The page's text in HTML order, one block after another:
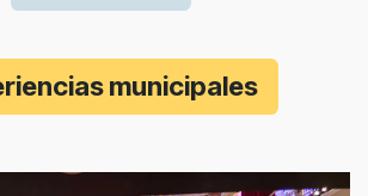
municipales